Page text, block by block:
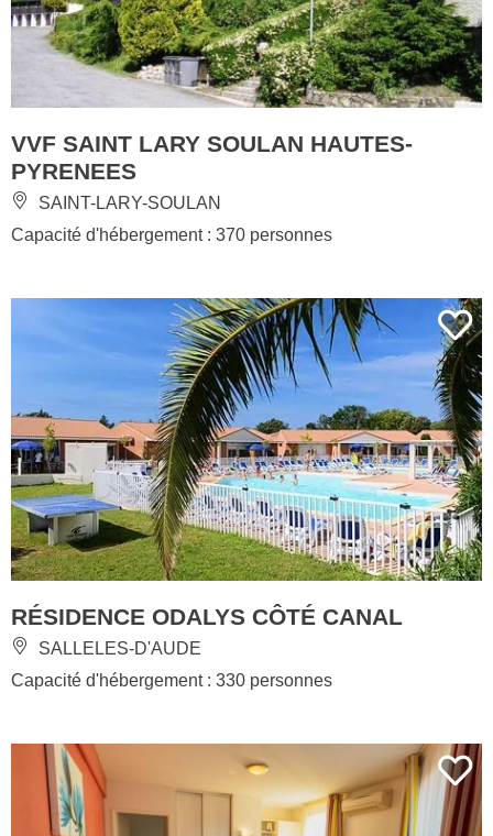
VVF SAINT LARY SOULAN HAUTES-
PYRENEES
SAINT-LARY-SOULAN
Capacité d'hébergement : 370 personnes
RÉSIDENCE ODALYS CÔTÉ CANAL
SALLELES-D'AUDE
Capacité d'hébergement : 330 personnes